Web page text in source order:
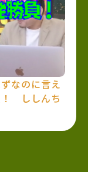
なのに言え
！ ししんち